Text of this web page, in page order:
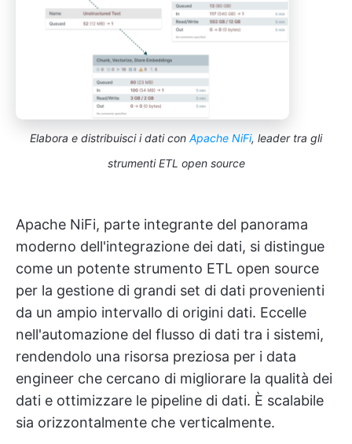
Elabora e distribuisci i dati con Apache NiFi, leader tra gli
strumenti ETL open source
Apache NiFi, parte integrante del panorama
moderno dell'integrazione dei dati, si distingue
come un potente strumento ETL open source
per la gestione di grandi set di dati provenienti
da un ampio intervallo di origini dati. Eccelle
nell'automazione del flusso di dati tra i sistemi,
rendendolo una risorsa preziosa per i data
engineer che cercano di migliorare la qualità dei
dati e ottimizzare le pipeline di dati. È scalabile
sia orizzontalmente che verticalmente.